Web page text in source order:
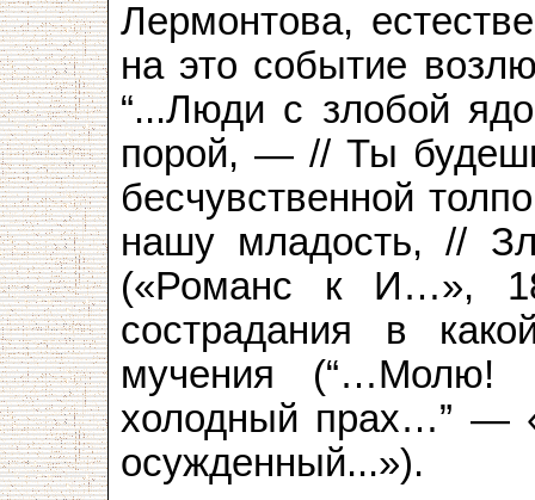
Лермонтова,
на это событие
“...Люди с злобой
порой, — // Ты
бесчувственной
нашу младость, //
(«Романс к И…»,
сострадания в
мучения (“…Молю!
холодный прах…” —
осужденный...»).